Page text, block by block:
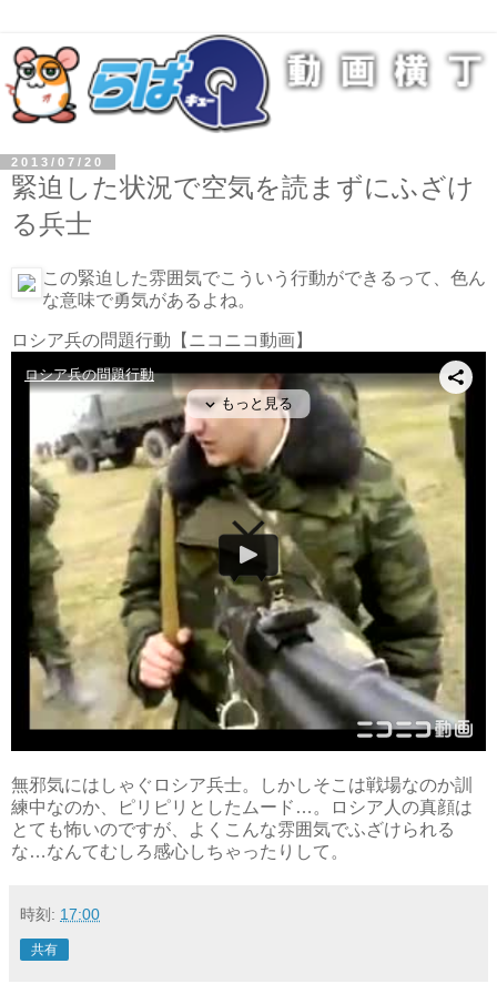
2013/07/20
緊迫した状況で空気を読まずにふざけ
る兵士
この緊迫した雰囲気でこういう行動ができるって、色ん
な意味で勇気があるよね。
ロシア兵の問題行動 【ニコニコ動画】
無邪気にはしゃぐロシア兵士。しかしそこは戦場なのか訓
練中なのか、ピリピリとしたムード…。ロシア人の真顔は
とても怖いのですが、よくこんな雰囲気でふざけられる
な…なんてむしろ感心しちゃったりして。
時刻: 17:00
共有